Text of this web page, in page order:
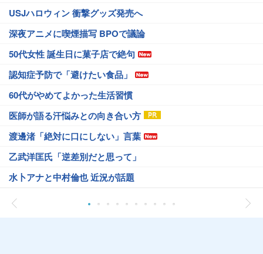
USJハロウィン 衝撃グッズ発売へ
深夜アニメに喫煙描写 BPOで議論
50代女性 誕生日に菓子店で絶句
認知症予防で「避けたい食品」
60代がやめてよかった生活習慣
医師が語る汗悩みとの向き合い方
渡邊渚「絶対に口にしない」言葉
乙武洋匡氏「逆差別だと思って」
水卜アナと中村倫也 近況が話題